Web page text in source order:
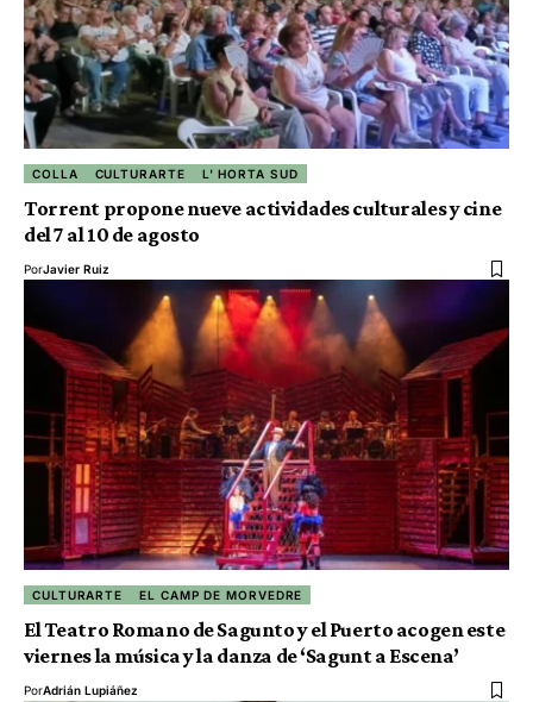
COLLA CULTURARTE L' HORTA SUD
Torrent propone nueve actividades culturales y cine
del 7 al 10 de agosto
PorJavier Ruiz
CULTURARTE EL CAMP DE MORVEDRE
El Teatro Romano de Sagunto y el Puerto acogen este
viernes la música y la danza de ‘Sagunt a Escena’
PorAdrián Lupiáñez